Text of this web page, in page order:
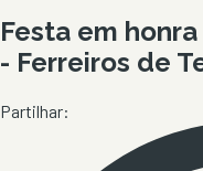
Festa em
- Ferreiros de
Partilhar: